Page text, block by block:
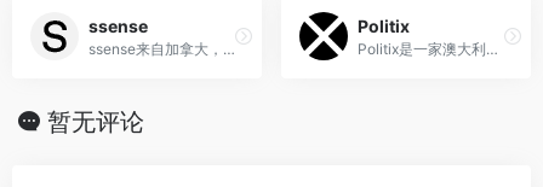
ssense
ssense来自加拿大，是全球举足轻重的时尚电商，最近几年发展迅猛，既有高端奢侈品牌，时尚潮牌、小众热门品牌等，也有大家都耳熟能详的大众时尚品牌
Politix
Politix是一家澳大利亚时尚男装品牌，以其个性独特的设计风格和高品质制作工艺受到广泛喜爱，为现代都市男士提供多样化的时尚选择。
暂无评论